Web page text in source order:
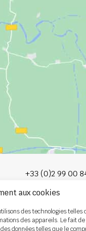
aux cookies
des technologies telles
des appareils. Le fait
données telles que le
+33 (0)2 99 00
info@burel-
Les Portes de
P.A. de la